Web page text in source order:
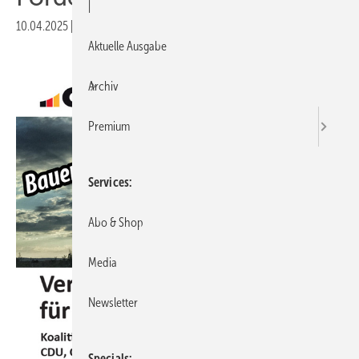
10.04.2025
Aktuelle Ausgabe
Archiv
Premium
Services
Abo & Shop
Media
Newsletter